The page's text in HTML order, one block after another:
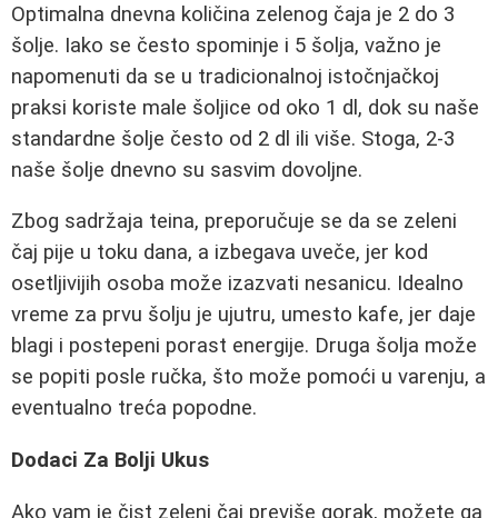
Optimalna dnevna količina zelenog čaja je 2 do 3
šolje. Iako se često spominje i 5 šolja, važno je
napomenuti da se u tradicionalnoj istočnjačkoj
praksi koriste male šoljice od oko 1 dl, dok su naše
standardne šolje često od 2 dl ili više. Stoga, 2-3
naše šolje dnevno su sasvim dovoljne.
Zbog sadržaja teina, preporučuje se da se zeleni
čaj pije u toku dana, a izbegava uveče, jer kod
osetljivijih osoba može izazvati nesanicu. Idealno
vreme za prvu šolju je ujutru, umesto kafe, jer daje
blagi i postepeni porast energije. Druga šolja može
se popiti posle ručka, što može pomoći u varenju, a
eventualno treća popodne.
Dodaci Za Bolji Ukus
Ako vam je čist zeleni čaj previše gorak, možete ga